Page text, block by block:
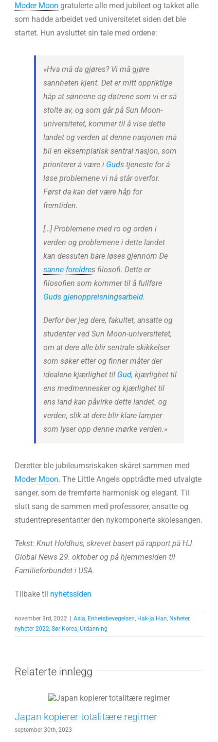
Moder Moon gratulerte alle med jubileet og takket alle
som hadde arbeidet ved universitetet siden det ble
startet. Hun avsluttet sin tale med ordene:
«Hva må da gjøres? Vi må gjøre
sannheten kjent. Det er mitt oppriktige
håp at sønnene og døtrene som vi er så
stolte av, og som går på Sun Moon-
universitetet, kommer til å vise dette
landet og verden at denne nasjonen må
bli en eksemplarisk sentral nasjon, som
prioriterer å være i Guds tjeneste for å
løse problemene vi nå står overfor.
Først da kan det være håp for
fremtiden.
[…] Problemene med ro og orden i
verden og problemene i dette landet
kan dessuten bare løses gjennom De
sanne foreldres filosofi. Dette er
filosofien som kommer til å fullføre
Guds gjenoppreisningsarbeid.
Derfor ber jeg dere, fakultet, ansatte og
studenter ved Sun Moon-universitetet,
om at dere alle blir sentrale skikkelser
som søker etter og finner måter der
idealene kjærlighet til Gud, kjærlighet til
ens medmennesker og kjærlighet til
ens land kan påvirke dette landet. og
verden, slik at dere blir klare lamper
som lyser opp denne mørke verden.»
Deretter ble jubileumsriskaken skåret sammen med
Moder Moon. The Little Angels opptrådte med utvalgte
sanger, som de fremførte harmonisk og elegant. Til
slutt sang de sammen med professorer, ansatte og
studentrepresentanter den nykomponerte skolesangen.
Tekst: Knut Holdhus, skrevet basert på rapport på HJ
Global News 29. oktober og på hjemmesiden til
Familieforbundet i USA.
Tilbake til nyhetssiden
november 3rd, 2022 Asia, Enhetsbevegelsen, Hak-ja Han, Nyheter,
nyheter 2022, Sør-Korea, Utdanning
Relaterte innlegg
Japan kopierer totalitære regimer
september 30th, 2023